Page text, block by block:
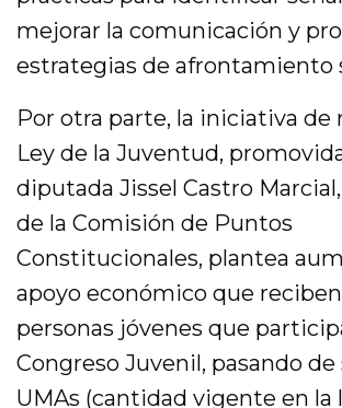
mejorar la comunicación y
estrategias de afrontamiento
Por otra parte, la iniciativa de
Ley de la Juventud,
diputada Jissel Castro
de la Comisión de Puntos
Constitucionales, plantea
apoyo económico que
personas jóvenes que
Congreso Juvenil, pasando de
UMAs (cantidad vigente en la